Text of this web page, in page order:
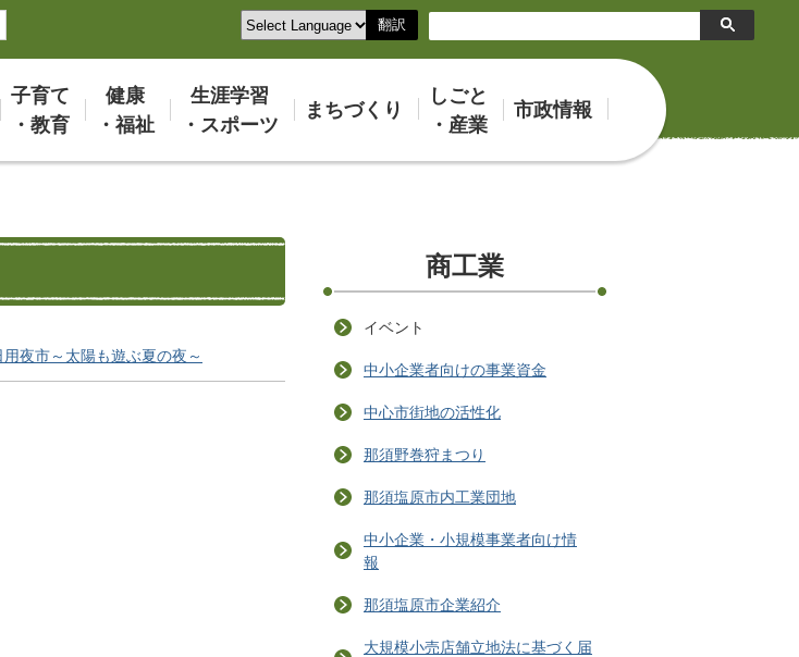
翻訳
検
索
子育て
・教育
健康
・福祉
生涯学習
・スポーツ
まちづくり
しごと
・産業
市政情報
用夜市～太陽も遊ぶ夏の夜～
商工業
イベント
中小企業者向けの事業資金
中心市街地の活性化
那須野巻狩まつり
那須塩原市内工業団地
中小企業・小規模事業者向け情
報
那須塩原市企業紹介
大規模小売店舗立地法に基づく届